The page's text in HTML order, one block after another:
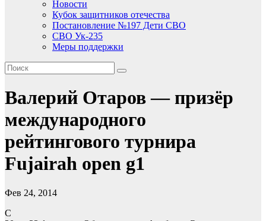
Новости
Кубок защитников отечества
Постановление №197 Дети СВО
СВО Ук-235
Меры поддержки
Валерий Отаров — призёр
международного
рейтингового турнира
Fujairah open g1
Фев 24, 2014
С